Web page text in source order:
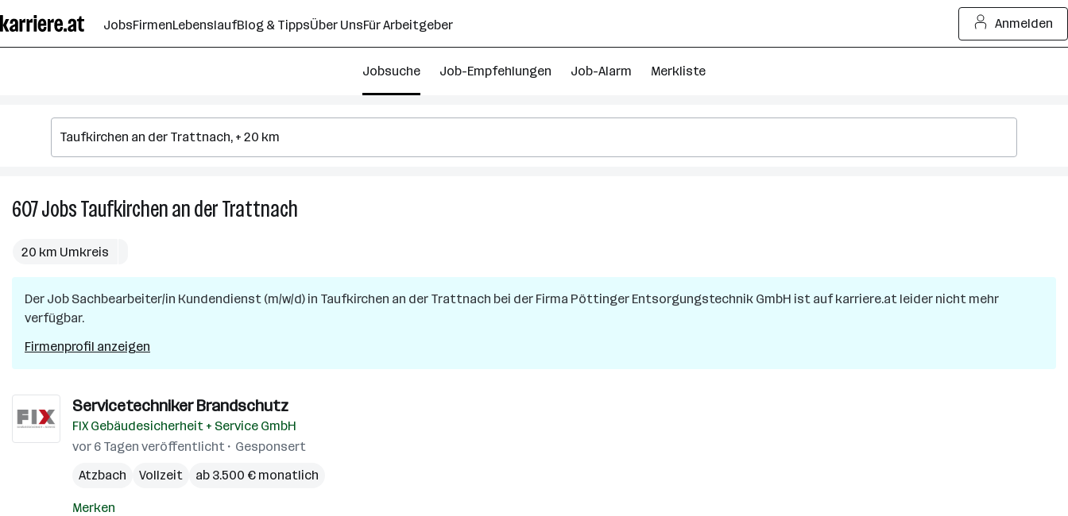
Seiteninhalt
springen
JobsFirmenLebenslaufBlog & TippsÜber UnsFür Arbeitgeber Anmelden
Jobsuche Job-Empfehlungen Job-Alarm Merkliste
607JobsTaufkirchen an der Trattnach
an
der
20 km Umkreis
Der Job Sachbearbeiter/in Kundendienst (m/w/d) in Taufkirchen an der Trattnach bei der Firma Pöttinger Entsorgungstechnik GmbH ist auf karriere.at leider nicht mehr
verfügbar.
Firmenprofil anzeigen
Servicetechniker Brandschutz
FIX Gebäudesicherheit + Service GmbH
vor 6 Tagen veröffentlicht
Gesponsert
Atzbach
Vollzeit ab 3.500 € monatlich
Merken